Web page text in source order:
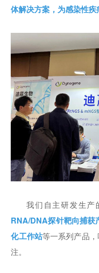
体解决方案，为感染性疾
我们自主研发生产
RNA/DNA探针靶向捕获
化工作站等一系列产品
注。